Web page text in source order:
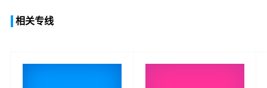
相关专线